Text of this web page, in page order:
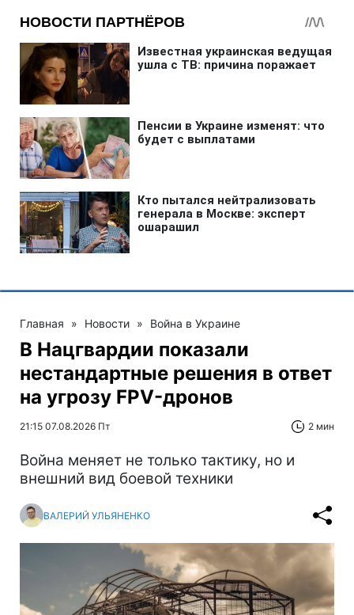
Главная » Новости » Война в Украине
В Нацгвардии показали
нестандартные решения в ответ
на угрозу FPV-дронов
21:15 07.08.2026 Пт 2 мин
Война меняет не только тактику, но и
внешний вид боевой техники
ВАЛЕРИЙ УЛЬЯНЕНКО